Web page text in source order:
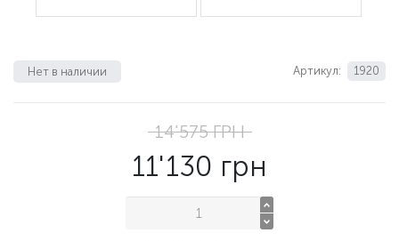
Артикул: 1920
Нет в наличии
14'575 ГРН
11'130 грн